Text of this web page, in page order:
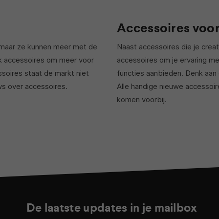
ze kunnen meer met de
accessoires om meer voor
staat de markt niet
over accessoires.
Accessoires
Naast accessoires die je
accessoires om je ervaring
functies aanbieden. Denk
Alle handige nieuwe
komen voorbij.
De laatste updates in je mailbox